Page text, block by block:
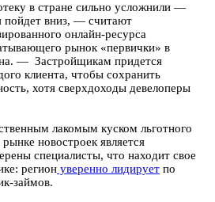
в стране сильно усложнили —
пойдет вниз, — считают
онлайн-ресурса
рынок «первички» в
— Застройщикам придется
клиента, чтобы сохранить
хотя сверхдоходы девелоперы
лакомым куском льготного
новостроек является
специалисты, что находит свое
регион уверенно лидирует по
займов.